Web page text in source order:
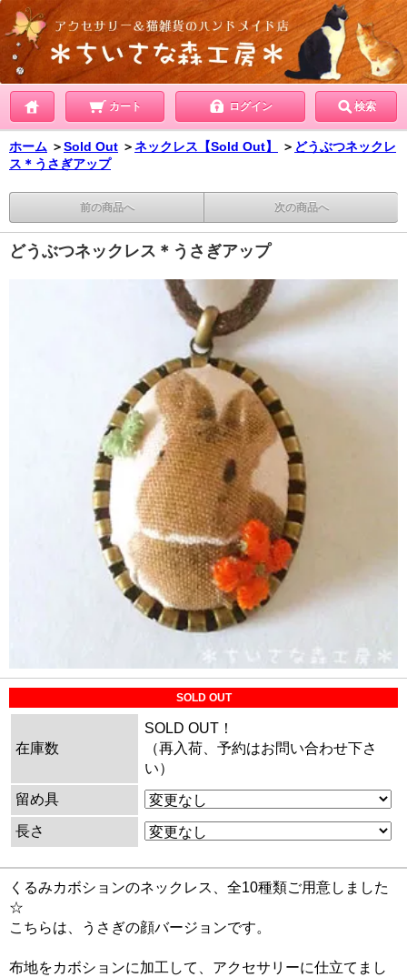
カート ログイン 検索
ホーム ＞Sold Out ＞ネックレス【Sold Out】 ＞ どうぶつネックレ
ス＊うさぎアップ
前の商品へ 次の商品へ
どうぶつネックレス＊うさぎアップ
SOLD OUT
在庫数
SOLD OUT！
（再入荷、予約はお問い合わせ下さ
い）
留め具
長さ
くるみカボションのネックレス、全10種類ご用意しました
☆
こちらは、うさぎの顔バージョンです。
布地をカボションに加工して、アクセサリーに仕立てまし